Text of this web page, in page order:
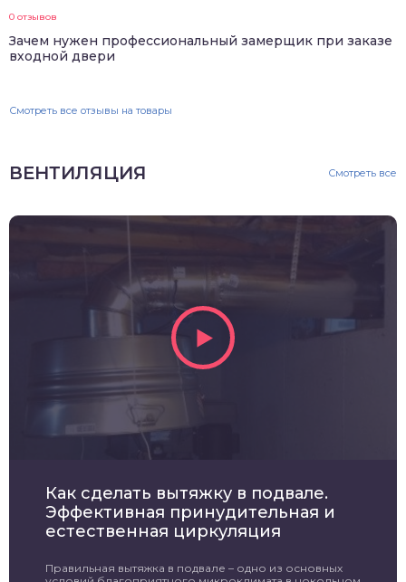
0 отзывов
Зачем нужен профессиональный замерщик при заказе
входной двери
Смотреть все отзывы на товары
ВЕНТИЛЯЦИЯ Смотреть все
Как сделать вытяжку в подвале.
Эффективная принудительная и
естественная циркуляция
Правильная вытяжка в подвале – одно из основных